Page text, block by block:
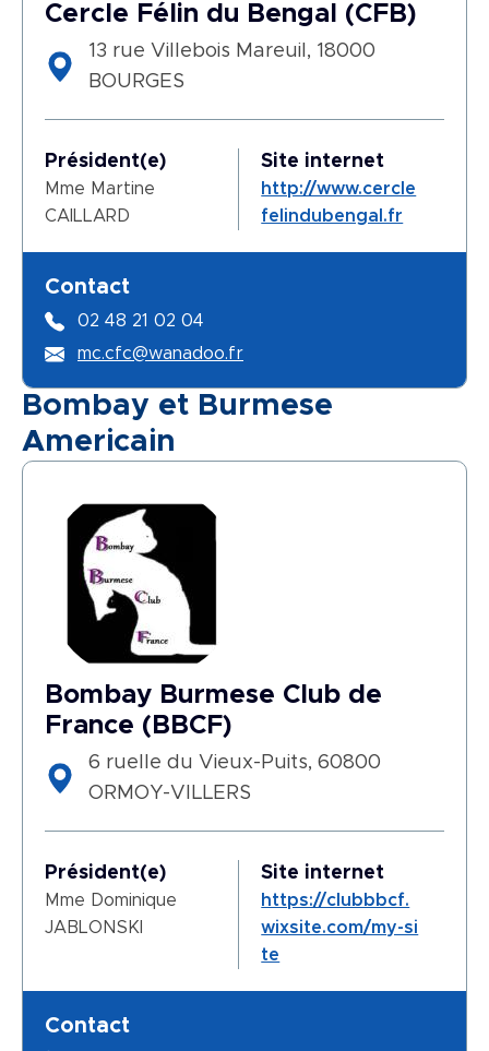
Cercle Félin du Bengal (CFB)
13 rue Villebois Mareuil, 18000
BOURGES
Président(e)
Mme Martine
CAILLARD
Site internet
http://www.cercle
felindubengal.fr
Contact
02 48 21 02 04
mc.cfc@wanadoo.fr
Bombay et Burmese
Americain
Bombay Burmese Club de
France (BBCF)
6 ruelle du Vieux-Puits, 60800
ORMOY-VILLERS
Président(e)
Mme Dominique
JABLONSKI
Site internet
https://clubbbcf.
wixsite.com/my-si
te
Contact